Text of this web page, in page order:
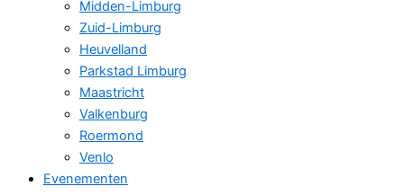
Midden-Limburg
Zuid-Limburg
Heuvelland
Parkstad Limburg
Maastricht
Valkenburg
Roermond
Venlo
Evenementen